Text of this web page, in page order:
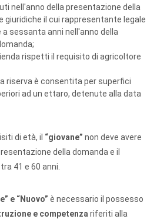
nell'anno della presentazione della
giuridiche il cui rappresentante legale
sessanta anni nell'anno della
rispetti il requisito di agricoltore
riserva è consentita per superfici
ad un ettaro, detenute alla data
di età, il “giovane” non deve avere
della domanda e il
41 e 60 anni.
e “Nuovo” è necessario il possesso
e competenza riferiti alla